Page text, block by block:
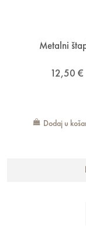
Metalni
12,50 €
Dodaj u